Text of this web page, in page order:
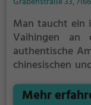
Man taucht ein
Vaihingen
authentische
chinesischen
gesunde
Mehr